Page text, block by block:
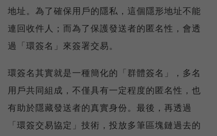
地址。為了確保用戶的隱私，這個隱形地址不能
連回收件人；而為了保護發送者的匿名性，會透
過「環簽名」來簽署交易。
環簽名其實就是一種簡化的「群體簽名」，多名
用戶共同組成，不僅具有一定程度的匿名性，也
有助於隱藏發送者的真實身份。最後，再透過
「環簽交易協定」技術，投放多筆區塊鏈過去的